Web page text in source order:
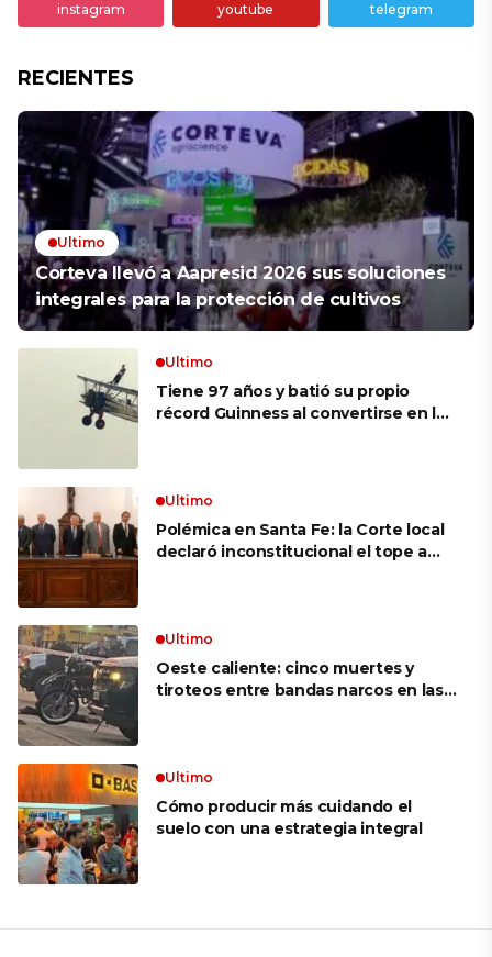
instagram youtube telegram
RECIENTES
Ultimo
Corteva llevó a Aapresid 2026 sus soluciones
integrales para la protección de cultivos
Ultimo
Tiene 97 años y batió su propio
récord Guinness al convertirse en la
puedo’ no existen en mi vocabulario»
Ultimo
Polémica en Santa Fe: la Corte local
declaró inconstitucional el tope a
Ultimo
Oeste caliente: cinco muertes y
tiroteos entre bandas narcos en las
Ultimo
Cómo producir más cuidando el
suelo con una estrategia integral